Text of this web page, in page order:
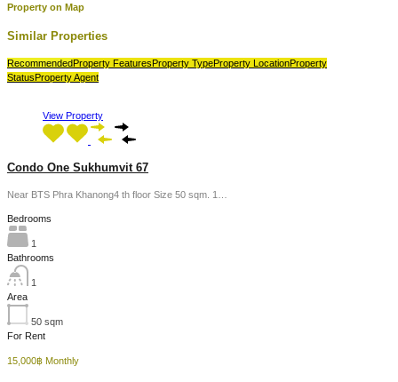
Property on Map
Similar Properties
RecommendedProperty FeaturesProperty TypeProperty LocationProperty
StatusProperty Agent
View Property
Condo One Sukhumvit 67
Near BTS Phra Khanong4 th floor Size 50 sqm. 1…
Bedrooms
1
Bathrooms
1
Area
50 sqm
For Rent
15,000฿ Monthly